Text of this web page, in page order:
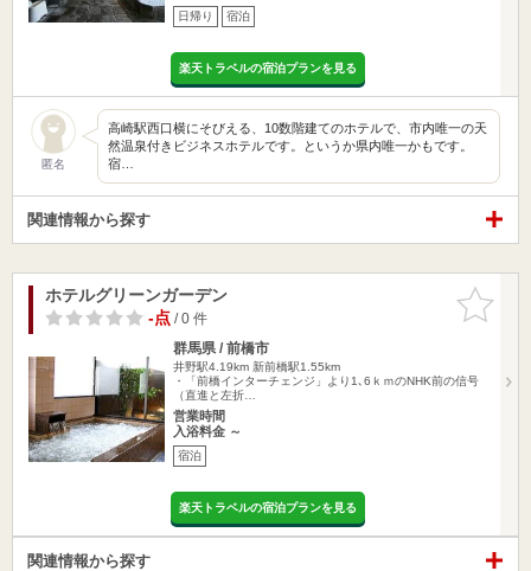
日帰り 宿泊
楽天トラベルの宿泊プランを見る
匿名
高崎駅西口横にそびえる、10数階建てのホテルで、市内唯一の天
然温泉付きビジネスホテルです。というか県内唯一かもです。
宿…
関連情報から探す
お気に入
りに追加
ホテルグリーンガーデン
-点/ 0 件
群馬県 / 前橋市
井野駅4.19km 新前橋駅1.55km
・「前橋インターチェンジ」より1､6ｋｍのNHK前の信号
（直進と左折…
営業時間
入浴料金 ～
宿泊
楽天トラベルの宿泊プランを見る
関連情報から探す